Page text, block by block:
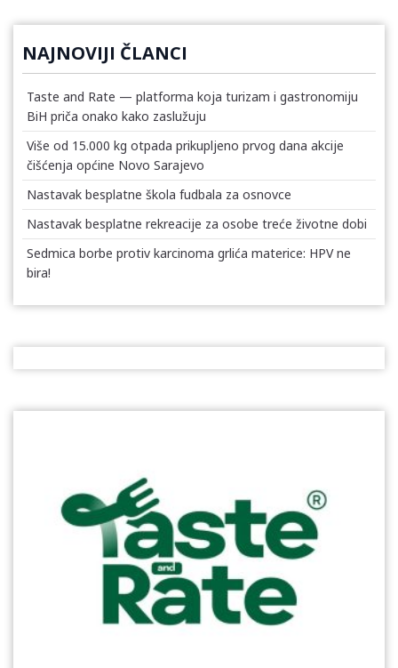
NAJNOVIJI ČLANCI
Taste and Rate — platforma koja turizam i gastronomiju
BiH priča onako kako zaslužuju
Više od 15.000 kg otpada prikupljeno prvog dana akcije
čišćenja općine Novo Sarajevo
Nastavak besplatne škola fudbala za osnovce
Nastavak besplatne rekreacije za osobe treće životne dobi
Sedmica borbe protiv karcinoma grlića materice: HPV ne
bira!